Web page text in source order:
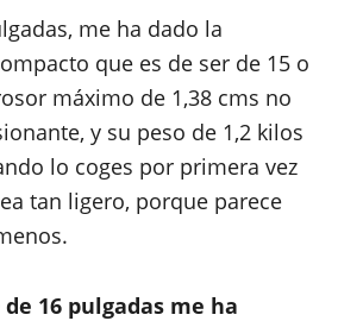
me ha dado la
que es de ser de 15 o
máximo de 1,38 cms no
y su peso de 1,2 kilos
lo coges por primera vez
tan ligero, porque parece
16 pulgadas me ha